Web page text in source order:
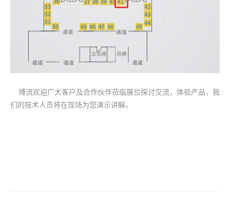
博流欢迎广大客户及合作伙伴莅临展位探讨交流，体验产品，我
们的技术人员将在现场为您演示讲解。